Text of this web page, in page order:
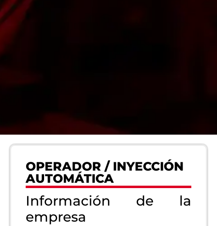
OPERADOR / INYECCIÓN
AUTOMÁTICA
Información de la
empresa